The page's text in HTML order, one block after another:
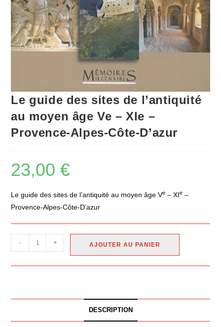
Le guide des sites de l’antiquité
au moyen âge Ve – XIe –
Provence-Alpes-Côte-D’azur
23,00€
Le guide des sites de l’antiquité au moyen âge Ve – XIe –
Provence-Alpes-Côte-D’azur
- + AJOUTER AU PANIER
DESCRIPTION